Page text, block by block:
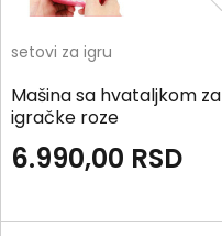
setovi za igru
Mašina sa hvataljkom za
igračke roze
6.990,00 RSD